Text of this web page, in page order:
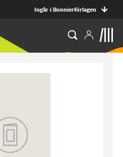
Ingår i Bonnierförlagen